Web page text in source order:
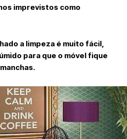
imprevistos como
a limpeza é muito fácil,
para que o móvel fique